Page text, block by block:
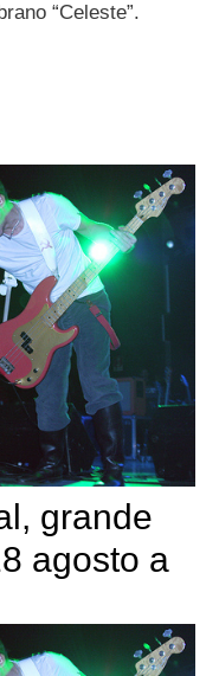
“Celeste”.
grande
agosto a